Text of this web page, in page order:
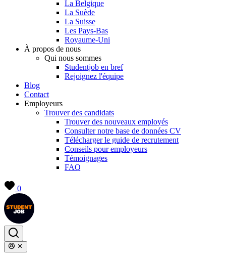
La Belgique
La Suède
La Suisse
Les Pays-Bas
Royaume-Uni
À propos de nous
Qui nous sommes
Studentjob en bref
Rejoignez l'équipe
Blog
Contact
Employeurs
Trouver des candidats
Trouver des nouveaux employés
Consulter notre base de données CV
Télécharger le guide de recrutement
Conseils pour employeurs
Témoignages
FAQ
0